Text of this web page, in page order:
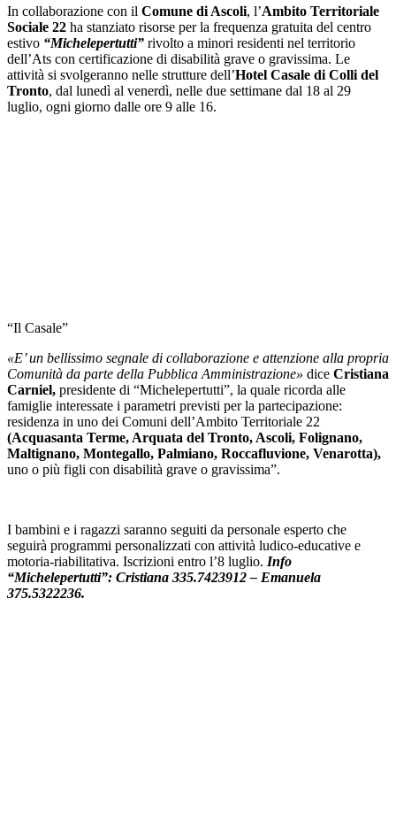
In collaborazione con il Comune di Ascoli, l’Ambito Territoriale
Sociale 22 ha stanziato risorse per la frequenza gratuita del centro
estivo “Michelepertutti” rivolto a minori residenti nel territorio
dell’Ats con certificazione di disabilità grave o gravissima. Le
attività si svolgeranno nelle strutture dell’Hotel Casale di Colli del
Tronto, dal lunedì al venerdì, nelle due settimane dal 18 al 29
luglio, ogni giorno dalle ore 9 alle 16.
“Il Casale”
«E’ un bellissimo segnale di collaborazione e attenzione alla propria
Comunità da parte della Pubblica Amministrazione» dice Cristiana
Carniel, presidente di “Michelepertutti”, la quale ricorda alle
famiglie interessate i parametri previsti per la partecipazione:
residenza in uno dei Comuni dell’Ambito Territoriale 22
(Acquasanta Terme, Arquata del Tronto, Ascoli, Folignano,
Maltignano, Montegallo, Palmiano, Roccafluvione, Venarotta),
uno o più figli con disabilità grave o gravissima”.
I bambini e i ragazzi saranno seguiti da personale esperto che
seguirà programmi personalizzati con attività ludico-educative e
motoria-riabilitativa. Iscrizioni entro l’8 luglio. Info
“Michelepertutti”: Cristiana 335.7423912 – Emanuela
375.5322236.